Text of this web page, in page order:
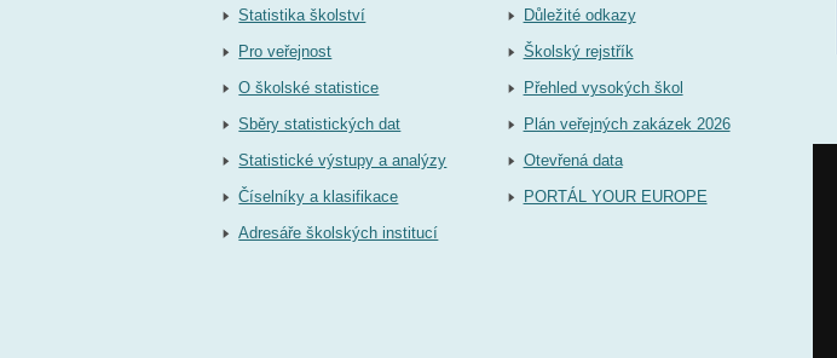
Statistika školství
Pro veřejnost
O školské statistice
Sběry statistických dat
Statistické výstupy a analýzy
Číselníky a klasifikace
Adresáře školských institucí
Důležité odkazy
Školský rejstřík
Přehled vysokých škol
Plán veřejných zakázek 2026
Otevřená data
PORTÁL YOUR EUROPE